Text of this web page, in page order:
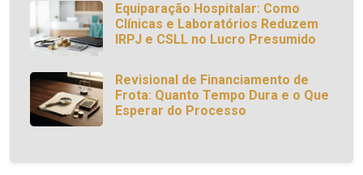
Equiparação Hospitalar: Como
Clínicas e Laboratórios Reduzem
IRPJ e CSLL no Lucro Presumido
Revisional de Financiamento de
Frota: Quanto Tempo Dura e o Que
Esperar do Processo